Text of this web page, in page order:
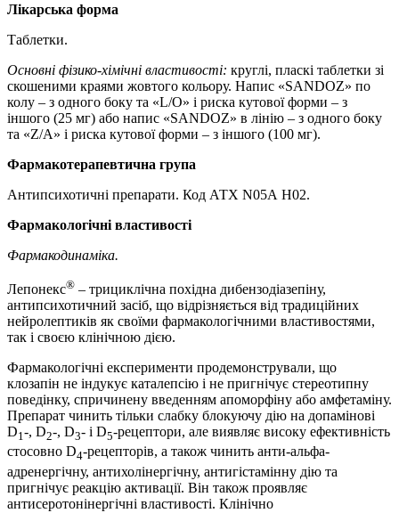
Лікарська форма
Таблетки.
Основні фізико-хімічні властивості: круглі, пласкі таблетки зі
скошеними краями жовтого кольору. Напис «SANDOZ» по
колу – з одного боку та «L/O» і риска кутової форми – з
іншого (25 мг) або напис «SANDOZ» в лінію – з одного боку
та «Z/A» і риска кутової форми – з іншого (100 мг).
Фармакотерапевтична група
Антипсихотичні препарати. Код АТХ N05А Н02.
Фармакологічні властивості
Фармакодинаміка.
Лепонекс® – трициклічна похідна дибензодіазепіну,
антипсихотичний засіб, що відрізняється від традиційних
нейролептиків як своїми фармакологічними властивостями,
так і своєю клінічною дією.
Фармакологічні експерименти продемонстрували, що
клозапін не індукує каталепсію і не пригнічує стереотипну
поведінку, спричинену введенням апоморфіну або амфетаміну.
Препарат чинить тільки слабку блокуючу дію на допамінові
D1-, D2-, D3- і D5-рецептори, але виявляє високу ефективність
стосовно D4-рецепторів, а також чинить анти-альфа-
адренергічну, антихолінергічну, антигістамінну дію та
пригнічує реакцію активації. Він також проявляє
антисеротонінергічні властивості. Клінічно